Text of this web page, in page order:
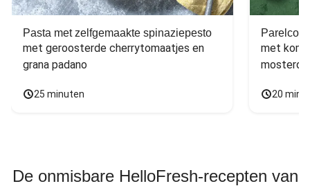
Pasta met zelfgemaakte spinaziepesto
met geroosterde cherrytomaatjes en
grana padano
25 minuten
met
20
De onmisbare HelloFresh-recepten van